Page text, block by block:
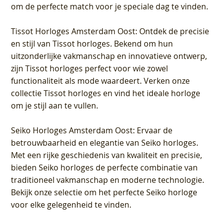
om de perfecte match voor je speciale dag te vinden.
Tissot Horloges Amsterdam Oost: Ontdek de precisie
en stijl van Tissot horloges. Bekend om hun
uitzonderlijke vakmanschap en innovatieve ontwerp,
zijn Tissot horloges perfect voor wie zowel
functionaliteit als mode waardeert. Verken onze
collectie Tissot horloges en vind het ideale horloge
om je stijl aan te vullen.
Seiko Horloges Amsterdam Oost: Ervaar de
betrouwbaarheid en elegantie van Seiko horloges.
Met een rijke geschiedenis van kwaliteit en precisie,
bieden Seiko horloges de perfecte combinatie van
traditioneel vakmanschap en moderne technologie.
Bekijk onze selectie om het perfecte Seiko horloge
voor elke gelegenheid te vinden.